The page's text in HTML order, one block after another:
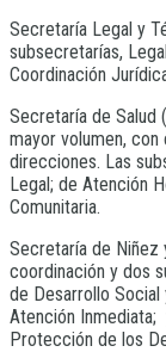
Secretaría Legal y
subsecretarías,
Coordinación
Secretaría de Salud
mayor volumen,
direcciones. Las
Legal; de Atención
Comunitaria.
Secretaría de Niñez
coordinación y dos
de Desarrollo Social
Atención
Protección de los